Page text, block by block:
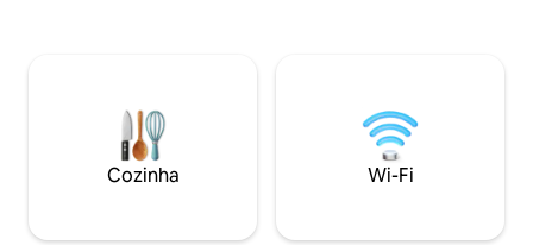
Cozinha Wi-Fi